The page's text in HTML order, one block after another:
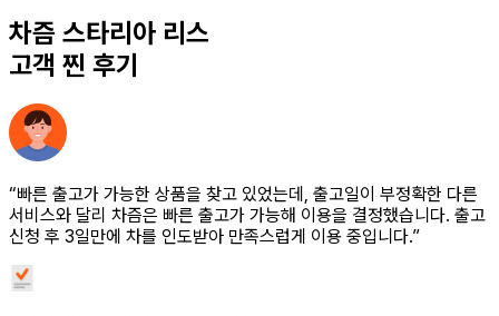
차즘 스타리아 리스
고객 찐 후기
“빠른 출고가 가능한 상품을 찾고 있었는데, 출고일이 부정확한 다른
서비스와 달리 차즘은 빠른 출고가 가능해 이용을 결정했습니다. 출고
신청 후 3일만에 차를 인도받아 만족스럽게 이용 중입니다.”